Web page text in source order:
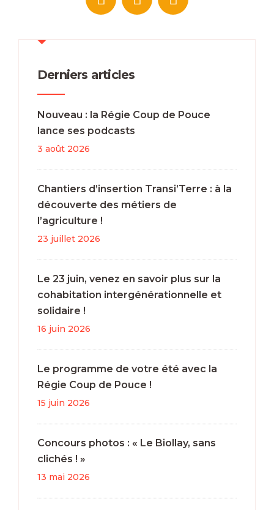
Derniers articles
Nouveau : la Régie Coup de Pouce
lance ses podcasts
3 août 2026
Chantiers d’insertion Transi’Terre : à la
découverte des métiers de
l’agriculture !
23 juillet 2026
Le 23 juin, venez en savoir plus sur la
cohabitation intergénérationnelle et
solidaire !
16 juin 2026
Le programme de votre été avec la
Régie Coup de Pouce !
15 juin 2026
Concours photos : « Le Biollay, sans
clichés ! »
13 mai 2026